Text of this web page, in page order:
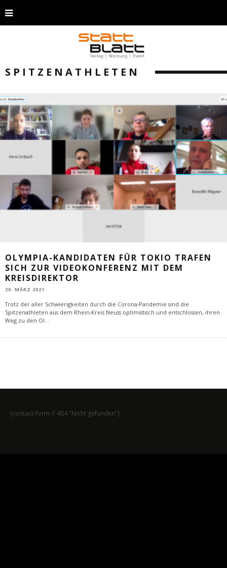
SPITZENATHLETEN
OLYMPIA-KANDIDATEN FÜR TOKIO TRAFEN
SICH ZUR VIDEOKONFERENZ MIT DEM
KREISDIREKTOR
29. MÄRZ 2021
Trotz der aller Schwierigkeiten durch die Corona-Pandemie sind die
Spitzenathleten aus dem Rhein-Kreis Neuss optimistisch und entschlossen, ihren
Weg zu den Ol...
[contact-form-7 404 "Nicht gefunden"]